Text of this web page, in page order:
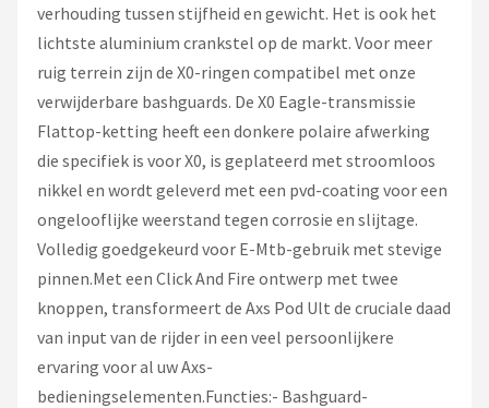
verhouding tussen stijfheid en gewicht. Het is ook het
lichtste aluminium crankstel op de markt. Voor meer
ruig terrein zijn de X0-ringen compatibel met onze
verwijderbare bashguards. De X0 Eagle-transmissie
Flattop-ketting heeft een donkere polaire afwerking
die specifiek is voor X0, is geplateerd met stroomloos
nikkel en wordt geleverd met een pvd-coating voor een
ongelooflijke weerstand tegen corrosie en slijtage.
Volledig goedgekeurd voor E-Mtb-gebruik met stevige
pinnen.Met een Click And Fire ontwerp met twee
knoppen, transformeert de Axs Pod Ult de cruciale daad
van input van de rijder in een veel persoonlijkere
ervaring voor al uw Axs-
bedieningselementen.Functies:- Bashguard-